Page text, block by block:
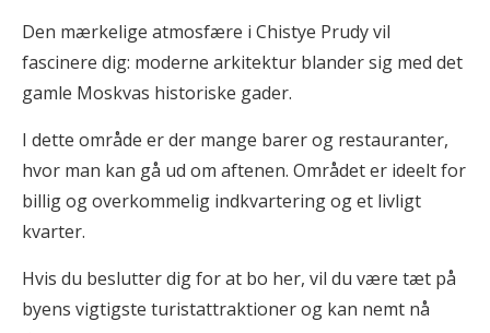
Den mærkelige atmosfære i Chistye Prudy vil
fascinere dig: moderne arkitektur blander sig med det
gamle Moskvas historiske gader.
I dette område er der mange barer og restauranter,
hvor man kan gå ud om aftenen. Området er ideelt for
billig og overkommelig indkvartering og et livligt
kvarter.
Hvis du beslutter dig for at bo her, vil du være tæt på
byens vigtigste turistattraktioner og kan nemt nå